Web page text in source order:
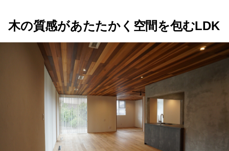
木の質感があたたかく空間を包むLDK